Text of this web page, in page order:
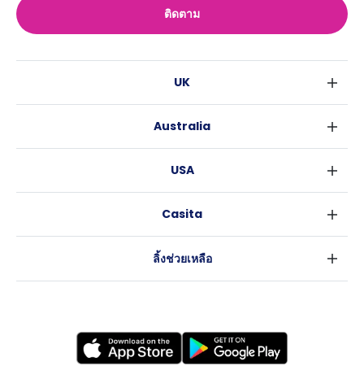
ติดตาม
UK
เอดินเบอระ
ลีดส์
โคเวนทรี
เลสเตอร์
Australia
บริสเบน
อะเดลายด์
USA
แอตแลนตา
Casita
ลิ้งช่วยเหลือ